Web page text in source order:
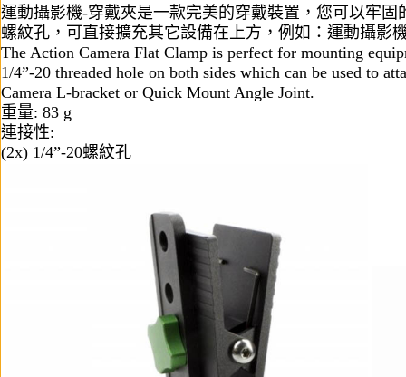
運動攝影機-穿戴夾是一款完美的穿戴裝置，您可以牢固
螺紋孔，可直接擴充其它設備在上方，例如：運動攝影
The Action Camera Flat Clamp is perfect for mounting
1/4”-20 threaded hole on both sides which can be used to
Camera L-bracket or Quick Mount Angle Joint.
重量: 83 g
連接性:
(2x) 1/4”-20螺紋孔